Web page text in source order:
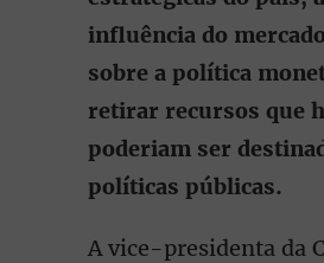
influência do
sobre a política
retirar recursos que
poderiam ser
políticas públicas.
A vice-presidenta da